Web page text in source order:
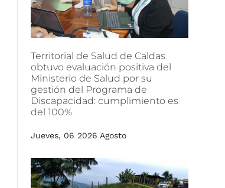
Territorial de Salud de Caldas
obtuvo evaluación positiva del
Ministerio de Salud por su
gestión del Programa de
Discapacidad: cumplimiento es
del 100%
Jueves, 06 2026 Agosto